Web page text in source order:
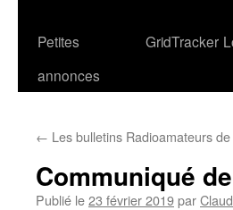
Petites
annonces
GridTracker
← Les bulletins Radioamateurs
Communiqué de
Publié le23 février 2019par